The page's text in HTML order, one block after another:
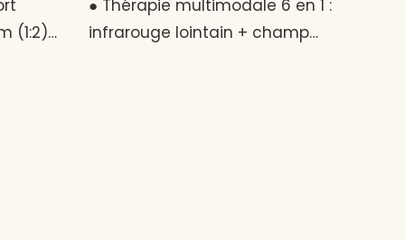
(1:2)
● Thérapie multimodale 6 en 1 :
infrarouge lointain + champ